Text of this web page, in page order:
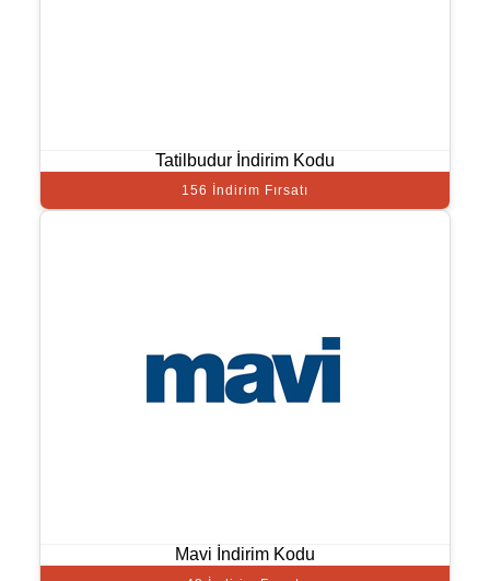
Tatilbudur İndirim Kodu
156 İndirim Fırsatı
Mavi İndirim Kodu